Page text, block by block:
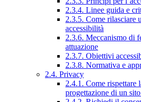
2.3.4. Linee guida e
2.3.5. Come rilasciare
accessibilità
2.3.6. Meccanismo di
attuazione
2.3.7. Obiettivi
2.3.8. Normativa e
2.4. Privacy
2.4.1. Come rispettare
progettazione di un